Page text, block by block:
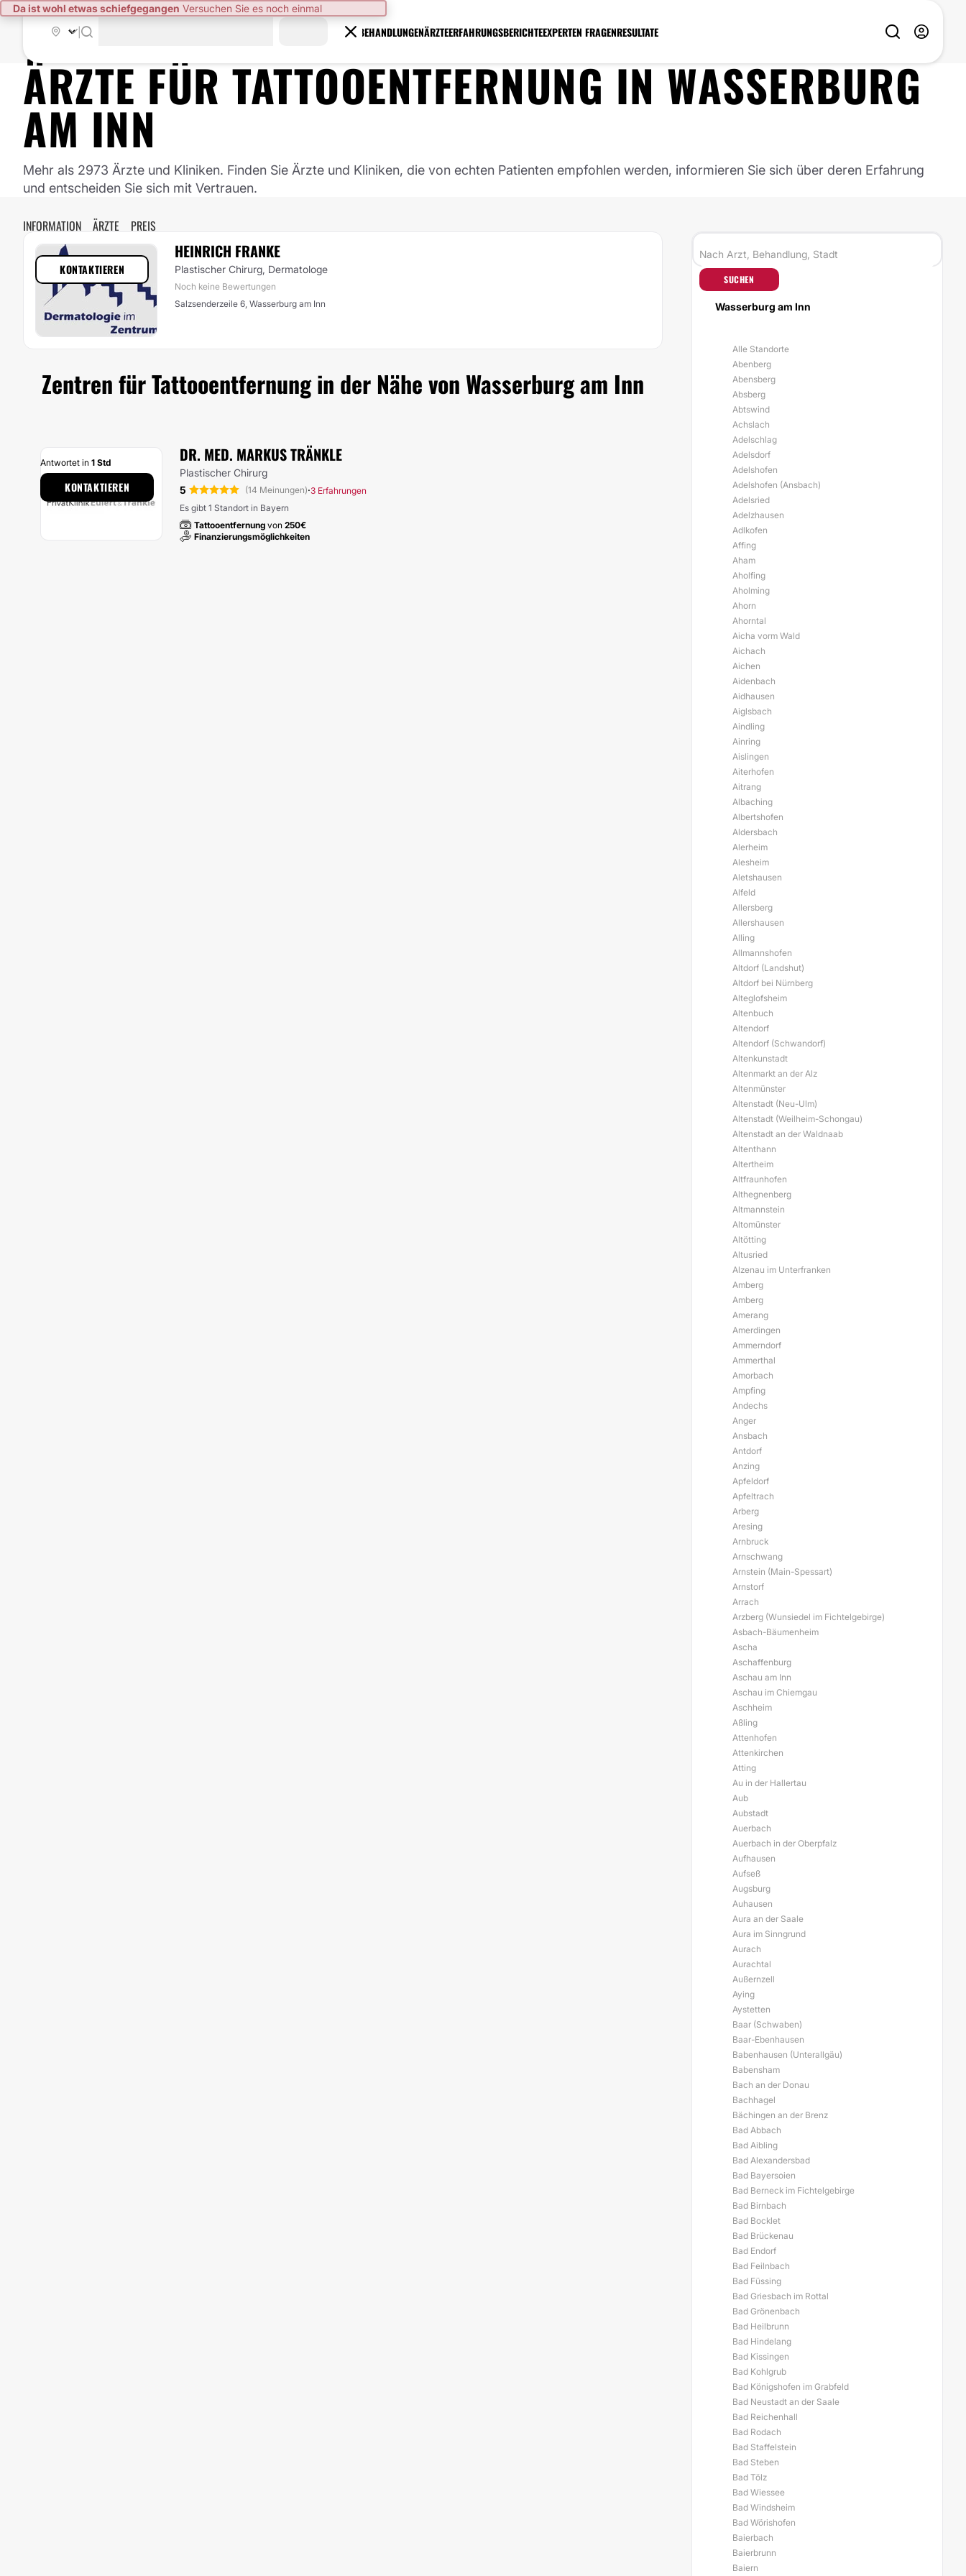
Da ist wohl etwas schiefgegangen Versuchen Sie es noch einmal
BEHANDLUNGENÄRZTEERFAHRUNGSBERICHTEEXPERTEN FRAGENRESULTATE
ÄRZTE FÜRTATTOOENTFERNUNGINWASSERBURG
AM INN
Mehr als 2973 Ärzte und Kliniken. Finden Sie Ärzte und Kliniken, die von echten Patienten empfohlen werden, informieren Sie sich über deren Erfahrung
und entscheiden Sie sich mit Vertrauen.
INFORMATION ÄRZTE PREIS
HEINRICH FRANKE
Plastischer Chirurg, Dermatologe
Noch keine Bewertungen
Salzsenderzeile 6, Wasserburg am Inn
KONTAKTIEREN
Zentren für Tattooentfernung in der Nähe von Wasserburg am Inn
DR. MED. MARKUS TRÄNKLE
Plastischer Chirurg
5
(14 Meinungen)·3 Erfahrungen
Es gibt 1 Standort in Bayern
Tattooentfernung von 250€
Finanzierungsmöglichkeiten
Antwortet in 1 Std
KONTAKTIEREN
SUCHEN
Wasserburg am Inn
Alle Standorte
Abenberg
Abensberg
Absberg
Abtswind
Achslach
Adelschlag
Adelsdorf
Adelshofen
Adelshofen (Ansbach)
Adelsried
Adelzhausen
Adlkofen
Affing
Aham
Aholfing
Aholming
Ahorn
Ahorntal
Aicha vorm Wald
Aichach
Aichen
Aidenbach
Aidhausen
Aiglsbach
Aindling
Ainring
Aislingen
Aiterhofen
Aitrang
Albaching
Albertshofen
Aldersbach
Alerheim
Alesheim
Aletshausen
Alfeld
Allersberg
Allershausen
Alling
Allmannshofen
Altdorf (Landshut)
Altdorf bei Nürnberg
Alteglofsheim
Altenbuch
Altendorf
Altendorf (Schwandorf)
Altenkunstadt
Altenmarkt an der Alz
Altenmünster
Altenstadt (Neu-Ulm)
Altenstadt (Weilheim-Schongau)
Altenstadt an der Waldnaab
Altenthann
Altertheim
Altfraunhofen
Althegnenberg
Altmannstein
Altomünster
Altötting
Altusried
Alzenau im Unterfranken
Amberg
Amberg
Amerang
Amerdingen
Ammerndorf
Ammerthal
Amorbach
Ampfing
Andechs
Anger
Ansbach
Antdorf
Anzing
Apfeldorf
Apfeltrach
Arberg
Aresing
Arnbruck
Arnschwang
Arnstein (Main-Spessart)
Arnstorf
Arrach
Arzberg (Wunsiedel im Fichtelgebirge)
Asbach-Bäumenheim
Ascha
Aschaffenburg
Aschau am Inn
Aschau im Chiemgau
Aschheim
Aßling
Attenhofen
Attenkirchen
Atting
Au in der Hallertau
Aub
Aubstadt
Auerbach
Auerbach in der Oberpfalz
Aufhausen
Aufseß
Augsburg
Auhausen
Aura an der Saale
Aura im Sinngrund
Aurach
Aurachtal
Außernzell
Aying
Aystetten
Baar (Schwaben)
Baar-Ebenhausen
Babenhausen (Unterallgäu)
Babensham
Bach an der Donau
Bachhagel
Bächingen an der Brenz
Bad Abbach
Bad Aibling
Bad Alexandersbad
Bad Bayersoien
Bad Berneck im Fichtelgebirge
Bad Birnbach
Bad Bocklet
Bad Brückenau
Bad Endorf
Bad Feilnbach
Bad Füssing
Bad Griesbach im Rottal
Bad Grönenbach
Bad Heilbrunn
Bad Hindelang
Bad Kissingen
Bad Kohlgrub
Bad Königshofen im Grabfeld
Bad Neustadt an der Saale
Bad Reichenhall
Bad Rodach
Bad Staffelstein
Bad Steben
Bad Tölz
Bad Wiessee
Bad Windsheim
Bad Wörishofen
Baierbach
Baierbrunn
Baiern